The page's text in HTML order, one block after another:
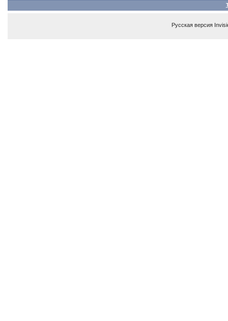
Русская версия